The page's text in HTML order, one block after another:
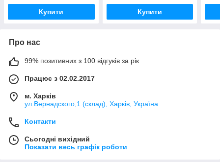
Купити Купити
Про нас
99% позитивних з 100 відгуків за рік
Працює з 02.02.2017
м. Харків
ул.Вернадского,1 (склад), Харків, Україна
Контакти
Сьогодні вихідний
Показати весь графік роботи